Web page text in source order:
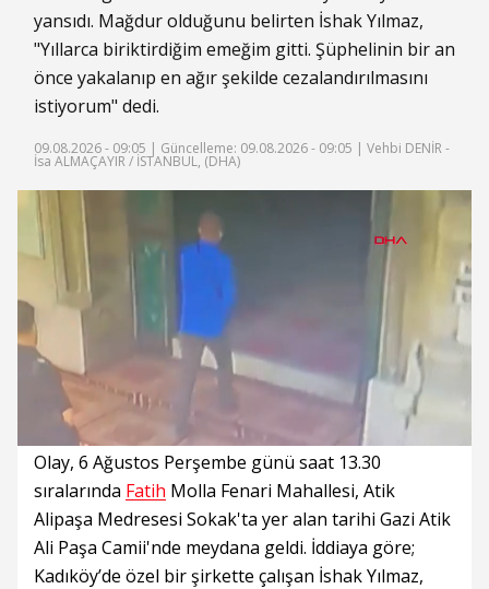
yansıdı. Mağdur olduğunu belirten İshak Yılmaz,
"Yıllarca biriktirdiğim emeğim gitti. Şüphelinin bir an
önce yakalanıp en ağır şekilde cezalandırılmasını
istiyorum" dedi.
09.08.2026 - 09:05 | Güncelleme: 09.08.2026 - 09:05 | Vehbi DENİR -
İsa ALMAÇAYIR / İSTANBUL, (DHA)
Yüklendi
0%
Yükleniyor
0%
Olay, 6 Ağustos Perşembe günü saat 13.30
sıralarında Fatih Molla Fenari Mahallesi, Atik
Alipaşa Medresesi Sokak'ta yer alan tarihi Gazi Atik
Ali Paşa Camii'nde meydana geldi. İddiaya göre;
Kadıköy’de özel bir şirkette çalışan İshak Yılmaz,